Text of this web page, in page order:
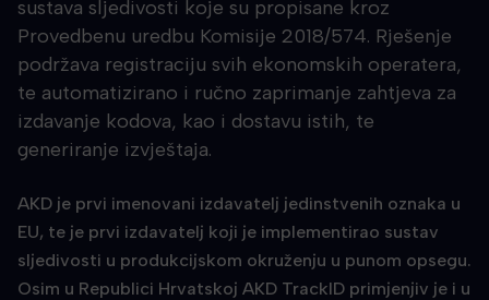
sustava sljedivosti koje su propisane kroz
Provedbenu uredbu Komisije 2018/574. Rješenje
podržava registraciju svih ekonomskih operatera,
te automatizirano i ručno zaprimanje zahtjeva za
izdavanje kodova, kao i dostavu istih, te
generiranje izvještaja.
AKD je prvi imenovani izdavatelj jedinstvenih oznaka u
EU, te je prvi izdavatelj koji je implementirao sustav
sljedivosti u produkcijskom okruženju u punom opsegu.
Osim u Republici Hrvatskoj AKD TrackID primjenjiv je i u